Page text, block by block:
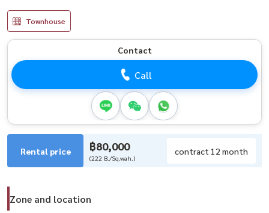
Townhouse
Contact
Call
Rental price ฿80,000
(222 B./Sq.wah.)
contract 12 month
Zone and location